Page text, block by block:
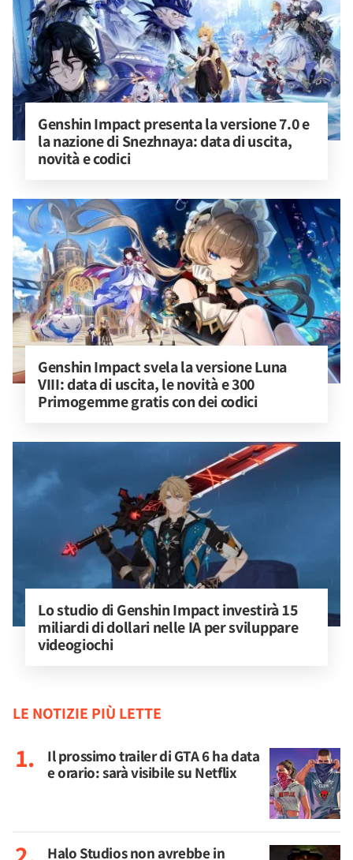
Genshin Impact presenta la versione 7.0 e
la nazione di Snezhnaya: data di uscita,
novità e codici
Genshin Impact svela la versione Luna
VIII: data di uscita, le novità e 300
Primogemme gratis con dei codici
Lo studio di Genshin Impact investirà 15
miliardi di dollari nelle IA per sviluppare
videogiochi
LE NOTIZIE PIÙ LETTE
Il prossimo trailer di GTA 6 ha data
e orario: sarà visibile su Netflix
Halo Studios non avrebbe in